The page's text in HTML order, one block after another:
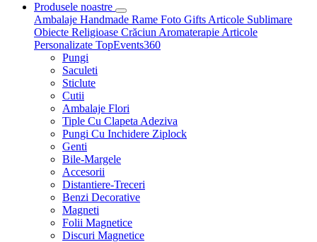
Produsele noastre
Ambalaje Handmade Rame Foto Gifts Articole Sublimare
Obiecte Religioase Crăciun Aromaterapie Articole
Personalizate TopEvents360
Pungi
Saculeti
Sticlute
Cutii
Ambalaje Flori
Tiple Cu Clapeta Adeziva
Pungi Cu Inchidere Ziplock
Genti
Bile-Margele
Accesorii
Distantiere-Treceri
Benzi Decorative
Magneti
Folii Magnetice
Discuri Magnetice